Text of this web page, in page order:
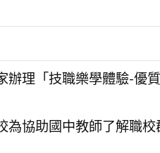
辦理「技職樂學體驗-優
為協助國中教師了解職